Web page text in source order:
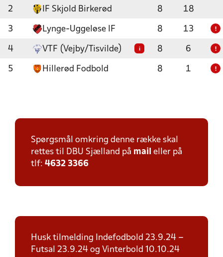
2 IF Skjold Birkerød 8 18
3 Lynge-Uggeløse IF 8 13 !
4 VTF (Vejby/Tisvilde) i 8 6 !
5 Hillerød Fodbold 8 1 !
Spørgsmål omkring denne række skal
rettes til DBU Sjælland på mail eller på
tlf: 4632 3366
Husk tilmelding Indefodbold 23.9.24 –
Futsal 23.9.24 og Vinterbold 10.10.24